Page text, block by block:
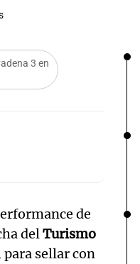
3 en
de
delTurismo
sellar con
El huracán de Arequito